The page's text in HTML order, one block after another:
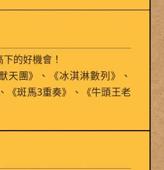
的好機會！
天團》、《冰淇淋數列》、
《斑馬3重奏》、《牛頭王老